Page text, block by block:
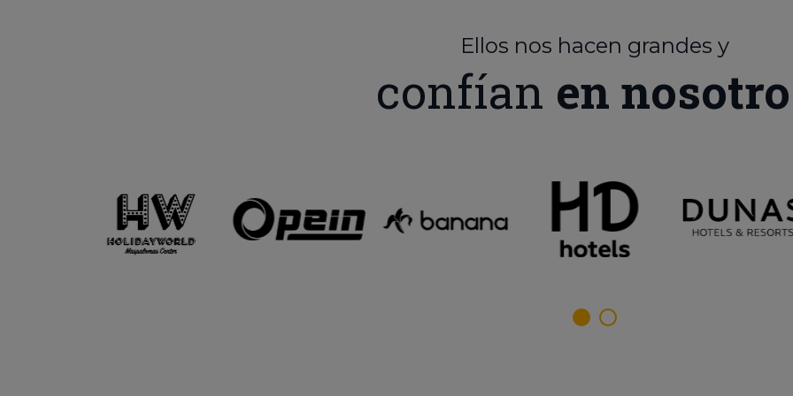
Ellos nos hacen grandes y
confían en